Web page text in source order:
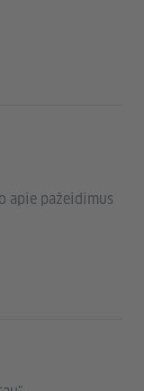
apie pažeidimus